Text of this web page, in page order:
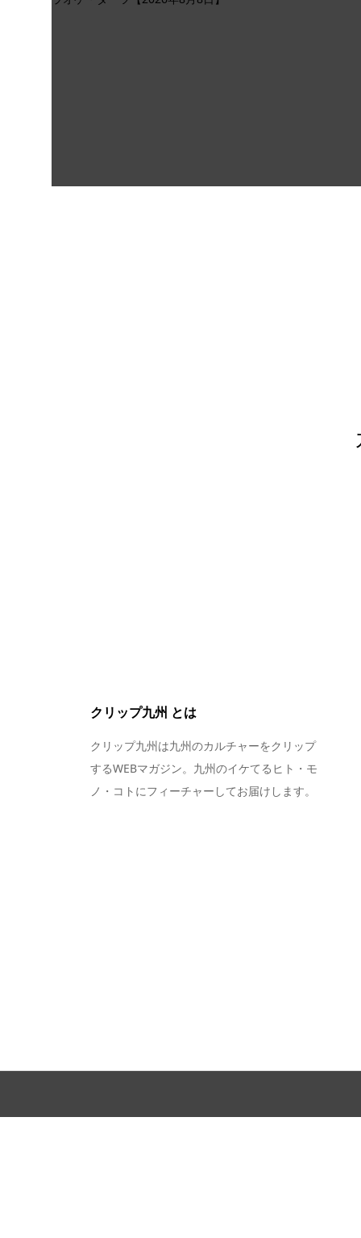
クリップ九州 とは
クリップ九州は九州のカルチャーをクリップ
するWEBマガジン。九州のイケてるヒト・モ
ノ・コトにフィーチャーしてお届けします。